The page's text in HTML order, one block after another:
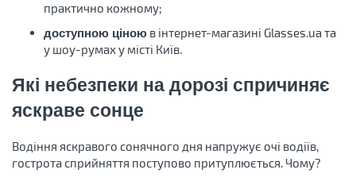
практично кожному;
доступною ціною в інтернет-магазині Glasses.ua та
у шоу-румах у місті Київ.
Які небезпеки на дорозі спричиняє
яскраве сонце
Водіння яскравого сонячного дня напружує очі водіїв,
гострота сприйняття поступово притуплюється. Чому?